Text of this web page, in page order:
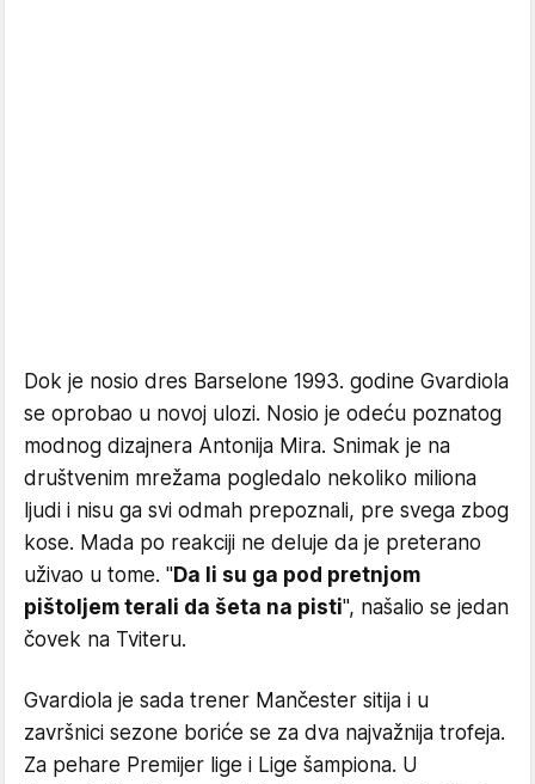
Dok je nosio dres Barselone 1993. godine Gvardiola
se oprobao u novoj ulozi. Nosio je odeću poznatog
modnog dizajnera Antonija Mira. Snimak je na
društvenim mrežama pogledalo nekoliko miliona
ljudi i nisu ga svi odmah prepoznali, pre svega zbog
kose. Mada po reakciji ne deluje da je preterano
uživao u tome. "Da li su ga pod pretnjom
pištoljem terali da šeta na pisti", našalio se jedan
čovek na Tviteru.
Gvardiola je sada trener Mančester sitija i u
završnici sezone boriće se za dva najvažnija trofeja.
Za pehare Premijer lige i Lige šampiona. U